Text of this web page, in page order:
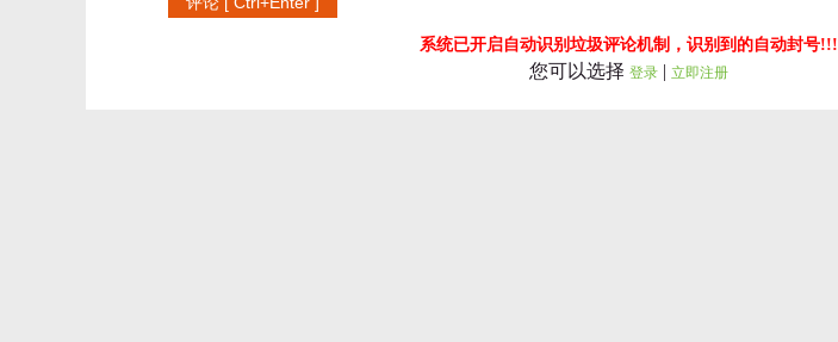
系统已开启自动识别垃圾评论机制，识别到的自动封号!!!
您可以选择 登录| 立即注册